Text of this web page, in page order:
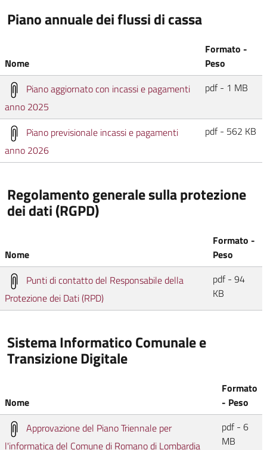
Piano annuale dei flussi di cassa
Nome
Formato -
Peso
Piano aggiornato con incassi e pagamenti
anno 2025
pdf - 1 MB
Piano previsionale incassi e pagamenti
anno 2026
pdf - 562 KB
Regolamento generale sulla protezione
dei dati (RGPD)
Nome
Formato -
Peso
Punti di contatto del Responsabile della
Protezione dei Dati (RPD)
pdf - 94
KB
Sistema Informatico Comunale e
Transizione Digitale
Nome
Formato
- Peso
Approvazione del Piano Triennale per
l'informatica del Comune di Romano di Lombardia
pdf - 6
MB